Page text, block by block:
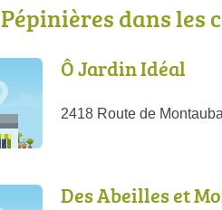
Pépinières dans les
Ô Jardin Idéal
2418 Route de
Des Abeilles et